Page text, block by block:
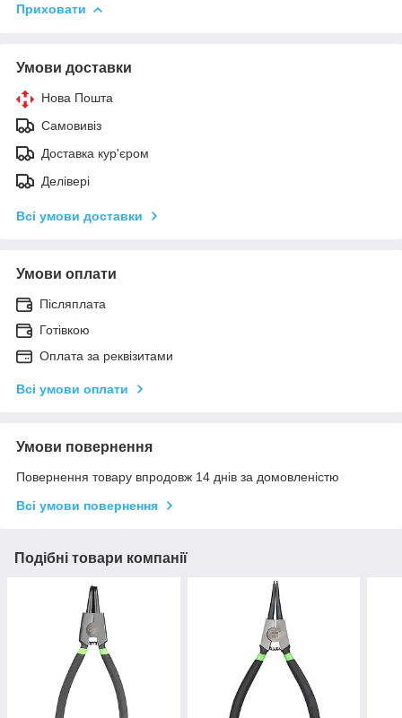
Приховати
Умови доставки
Нова Пошта
Самовивіз
Доставка кур'єром
Делівері
Всі умови доставки
Умови оплати
Післяплата
Готівкою
Оплата за реквізитами
Всі умови оплати
Умови повернення
Повернення товару впродовж 14 днів за домовленістю
Всі умови повернення
Подібні товари компанії